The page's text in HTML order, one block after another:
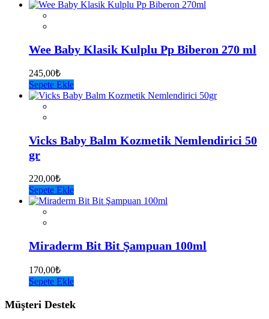
Wee Baby Klasik Kulplu Pp Biberon 270 ml
245,00₺
Sepete Ekle
Vicks Baby Balm Kozmetik Nemlendirici 50
gr
220,00₺
Sepete Ekle
Miraderm Bit Bit Şampuan 100ml
170,00₺
Sepete Ekle
Müşteri Destek